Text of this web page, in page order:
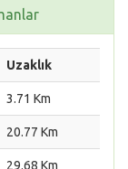
Uzaklık
3.71 Km
20.77 Km
29.68 Km